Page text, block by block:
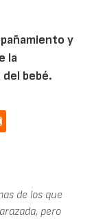
y
la
bebé.
de los que
pero